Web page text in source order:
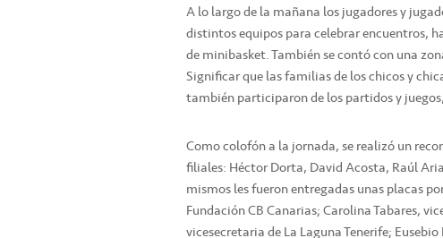
A lo largo de la mañana los jugadores y
distintos equipos para celebrar encuentros,
de minibasket. También se contó con una
Significar que las familias de los chicos y
también participaron de los partidos y
Como colofón a la jornada, se realizó un
filiales: Héctor Dorta, David Acosta, Raúl
mismos les fueron entregadas unas placas
Fundación CB Canarias; Carolina Tabares,
vicesecretaria de La Laguna Tenerife;